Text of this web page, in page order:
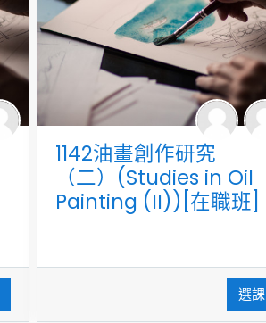
1142油畫創作研究
（二）(Studies in Oil
Painting (II))[在職班]
選課